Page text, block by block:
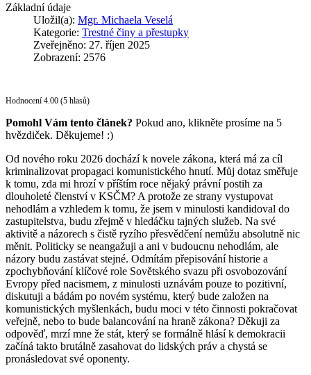
Základní údaje
Uložil(a): Mgr. Michaela Veselá
Kategorie: Trestné činy a přestupky
Zveřejněno: 27. říjen 2025
Zobrazení: 2576
Hodnocení 4.00 (5 hlasů)
Pomohl Vám tento článek? Pokud ano, klikněte prosíme na 5
hvězdiček. Děkujeme! :)
Od nového roku 2026 dochází k novele zákona, která má za cíl
kriminalizovat propagaci komunistického hnutí. Můj dotaz směřuje
k tomu, zda mi hrozí v příštím roce nějaký právní postih za
dlouholeté členství v KSČM? A protože ze strany vystupovat
nehodlám a vzhledem k tomu, že jsem v minulosti kandidoval do
zastupitelstva, budu zřejmě v hledáčku tajných služeb. Na své
aktivitě a názorech s čistě ryzího přesvědčení nemůžu absolutně nic
měnit. Politicky se neangažuji a ani v budoucnu nehodlám, ale
názory budu zastávat stejné. Odmítám přepisování historie a
zpochybňování klíčové role Sovětského svazu při osvobozování
Evropy před nacismem, z minulosti uznávám pouze to pozitivní,
diskutuji a bádám po novém systému, který bude založen na
komunistických myšlenkách, budu moci v této činnosti pokračovat
veřejně, nebo to bude balancování na hraně zákona? Děkuji za
odpověď, mrzí mne že stát, který se formálně hlásí k demokracii
začíná takto brutálně zasahovat do lidských práv a chystá se
pronásledovat své oponenty.